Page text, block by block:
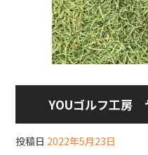
YOUゴルフ工房
投稿日 2022年5月23日